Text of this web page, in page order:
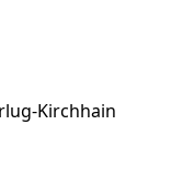
Kirchhain